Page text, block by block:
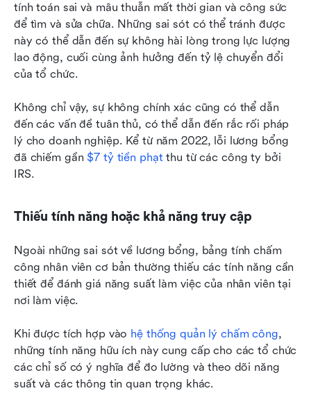
tính toán sai và mâu thuẫn mất thời gian và công sức
để tìm và sửa chữa. Những sai sót có thể tránh được
này có thể dẫn đến sự không hài lòng trong lực lượng
lao động, cuối cùng ảnh hưởng đến tỷ lệ chuyển đổi
của tổ chức.
Không chỉ vậy, sự không chính xác cũng có thể dẫn
đến các vấn đề tuân thủ, có thể dẫn đến rắc rối pháp
lý cho doanh nghiệp. Kể từ năm 2022, lỗi lương bổng
đã chiếm gần $7 tỷ tiền phạt thu từ các công ty bởi
IRS.
Thiếu tính năng hoặc khả năng truy cập
Ngoài những sai sót về lương bổng, bảng tính chấm
công nhân viên cơ bản thường thiếu các tính năng cần
thiết để đánh giá năng suất làm việc của nhân viên tại
nơi làm việc.
Khi được tích hợp vào hệ thống quản lý chấm công,
những tính năng hữu ích này cung cấp cho các tổ chức
các chỉ số có ý nghĩa để đo lường và theo dõi năng
suất và các thông tin quan trọng khác.